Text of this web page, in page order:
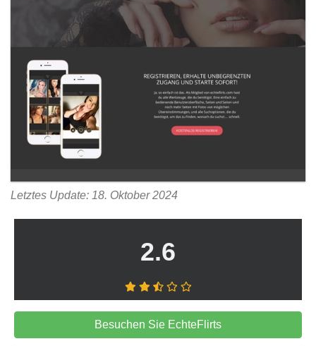
Letztes Update: 18. Oktober 2024
2.6
Besuchen Sie EchteFlirts